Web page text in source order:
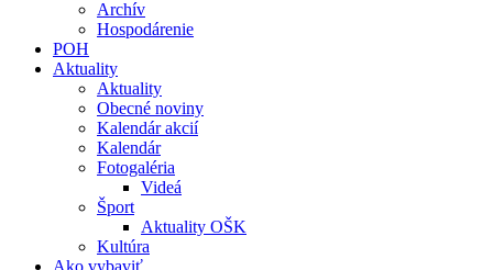
Archív
Hospodárenie
POH
Aktuality
Aktuality
Obecné noviny
Kalendár akcií
Kalendár
Fotogaléria
Videá
Šport
Aktuality OŠK
Kultúra
Ako vybaviť